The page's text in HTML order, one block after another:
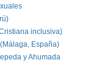
inclusiva)
España)
y Ahumada